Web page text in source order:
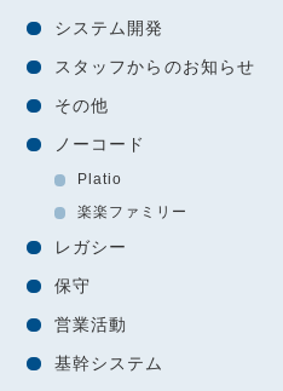
システム開発
スタッフからのお知らせ
その他
ノーコード
Platio
楽楽ファミリー
レガシー
保守
営業活動
基幹システム